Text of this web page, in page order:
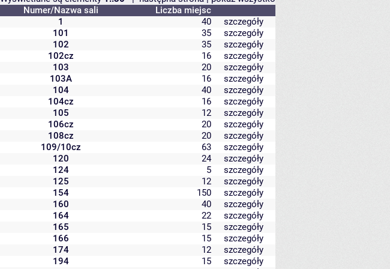
Numer/Nazwa sali
Liczba miejsc
1
40
szczegóły
101
35
szczegóły
102
35
szczegóły
102cz
16
szczegóły
103
20
szczegóły
103A
16
szczegóły
104
40
szczegóły
104cz
16
szczegóły
105
12
szczegóły
106cz
20
szczegóły
108cz
20
szczegóły
109/10cz
63
szczegóły
120
24
szczegóły
124
5
szczegóły
125
12
szczegóły
154
150
szczegóły
160
40
szczegóły
164
22
szczegóły
165
15
szczegóły
166
15
szczegóły
174
12
szczegóły
194
15
szczegóły